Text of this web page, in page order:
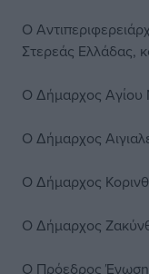
Ο
Στερεάς Ελλάδας,
Ο Δήμαρχος Αγίου
Ο Δήμαρχος
Ο Δήμαρχος
Ο Δήμαρχος
Ο Πρόεδρος